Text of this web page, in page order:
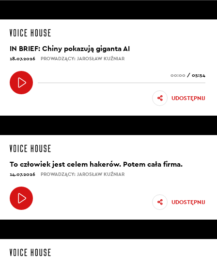
IN BRIEF: Chiny pokazują giganta AI
18.07.2026 PROWADZĄCY: JAROSŁAW KUŹNIAR
00:00 / 05:54
UDOSTĘPNIJ
To człowiek jest celem hakerów. Potem cała firma.
14.07.2026 PROWADZĄCY: JAROSŁAW KUŹNIAR
UDOSTĘPNIJ